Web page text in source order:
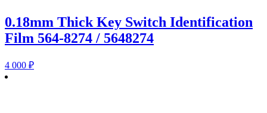
0.18mm Thick Key Switch Identification
Film 564-8274 / 5648274
4 000 ₽